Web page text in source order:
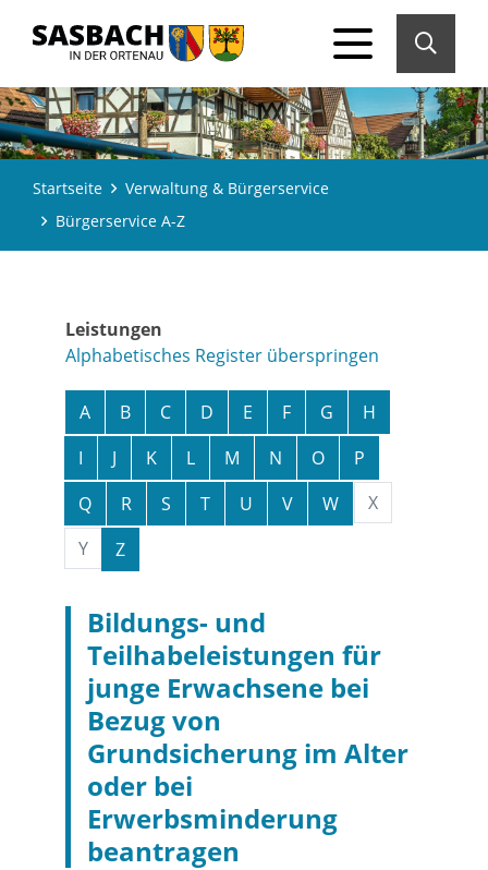
Startseite
Verwaltung & Bürgerservice
Bürgerservice A-Z
Leistungen
Alphabetisches Register überspringen
A B C D E F G
H
I
J K L M N O
P
Q
R S T U V W
X
Y
Z
Bildungs- und
Teilhabeleistungen für
junge Erwachsene bei
Bezug von
Grundsicherung im Alter
oder bei
Erwerbsminderung
beantragen